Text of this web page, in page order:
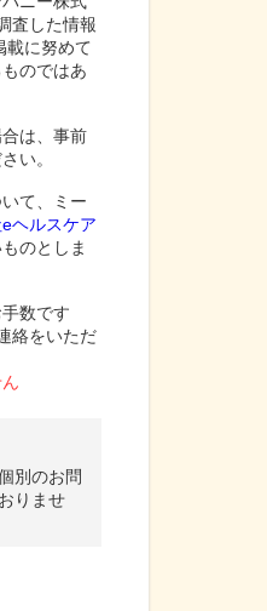
査した情報
載に努めて
のではあ
は、事前
い。
て、ミー
ヘルスケア
のとしま
数です
絡をいただ
別のお問
りませ